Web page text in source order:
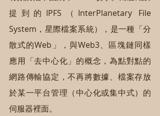
提到的IPFS（InterPlanetary File
System，星際檔案系統），是一種「分
散式的Web」，與Web3、區塊鏈同樣
應用「去中心化」的概念，為點對點的
網路傳輸協定，不再將數據、檔案存放
於某一平台管理（中心化或集中式）的
伺服器裡面。